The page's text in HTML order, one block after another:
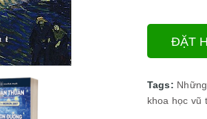
ĐẶT
Tags:
khoa học vũ